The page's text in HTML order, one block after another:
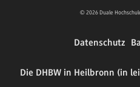
© 2026 Duale
Datenschutz
Die DHBW in Heilbronn (in